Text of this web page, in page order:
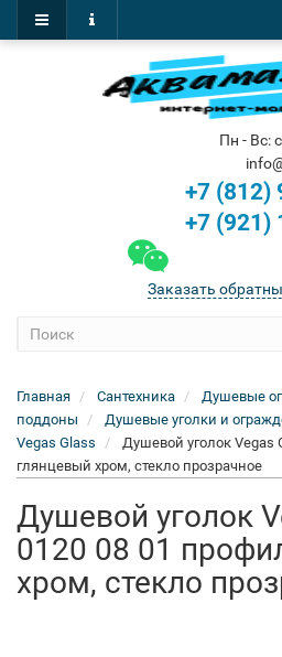
Пн - Вс:
+7 (812)
+7 (921)
Заказать
Главная Сантехника
Душевые
поддоны
Душевые уголки и
Vegas Glass
Душевой уголок Vegas
глянцевый хром, стекло прозрачное
Душевой уголок
0120 08 01
хром, стекло